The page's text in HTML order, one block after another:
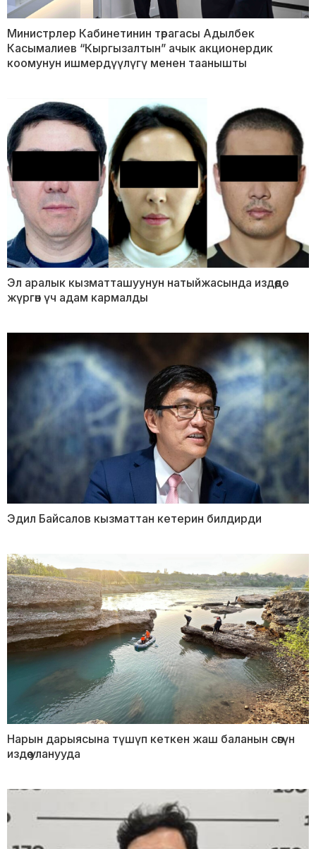
Министрлер Кабинетинин төрагасы Адылбек
Касымалиев “Кыргызалтын” ачык акционердик
коомунун ишмердүүлүгү менен таанышты
Эл аралык кызматташуунун натыйжасында издөөдө
жүргөн үч адам кармалды
Эдил Байсалов кызматтан кетерин билдирди
Нарын дарыясына түшүп кеткен жаш баланын сөөгүн
издөө уланууда